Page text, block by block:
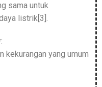
sama untuk
listrik[3].
kekurangan yang umum